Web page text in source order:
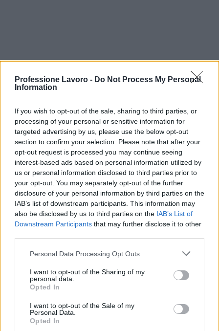
Professione Lavoro - Do Not Process My Personal
Information
If you wish to opt-out of the sale, sharing to third parties, or
processing of your personal or sensitive information for
targeted advertising by us, please use the below opt-out
section to confirm your selection. Please note that after your
opt-out request is processed you may continue seeing
interest-based ads based on personal information utilized by
us or personal information disclosed to third parties prior to
your opt-out. You may separately opt-out of the further
disclosure of your personal information by third parties on the
IAB’s list of downstream participants. This information may
also be disclosed by us to third parties on the IAB’s List of
Downstream Participants that may further disclose it to other
Please note that this website/app uses one or more Google
not limited to your visit or usage behaviour. You may click to
grant or deny consent to Google and its third-party tags to
use your data for below specified purposes in below Google
consent section.
Personal Data Processing Opt Outs
I want to opt-out of the Sharing of my
personal data.
Opted In
I want to opt-out of the Sale of my
Personal Data.
Opted In
un’opportunità per contribuire allo sviluppo
rete multidisciplinare volta a sostenere la crescita
delle competenze locali e l’accesso a nuove
opportunità lavorative. I professionisti selezionati
entreranno a far parte di un percorso operativo che
mira a rafforzare i servizi territoriali e a promuovere
iniziative con ricadute concrete sulla comunità.
AUTORE
rientro di una cronista napoletana durante una
crisi diplomatica, gestendo contatti con
consolati; è corrispondente esteri che
definisce linee editoriali sulla geopolitica. Nato
rapporti con ONG partenopee.